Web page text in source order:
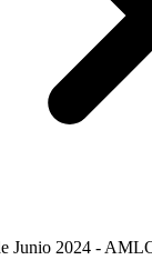
Junio 2024 -